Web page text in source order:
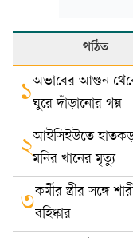
পঠিত
১অভাবের আগুন
ঘুরে দাঁড়ানোর গল্প
২আইসিইউতে
মনির খানের মৃত্যু
৩কর্মীর স্ত্রীর সঙ্গে
বহিষ্কার